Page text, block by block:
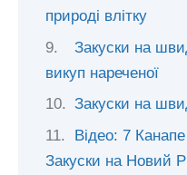
природі влітку
Закуски на
викуп нареченої
Закуски на
Відео: 7
Закуски на Новий